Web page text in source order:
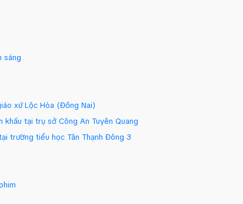
sáng
xứ Lộc Hòa (Đồng Nai)
khấu tại trụ sở Công An Tuyên Quang
trường tiểu học Tân Thạnh Đông 3